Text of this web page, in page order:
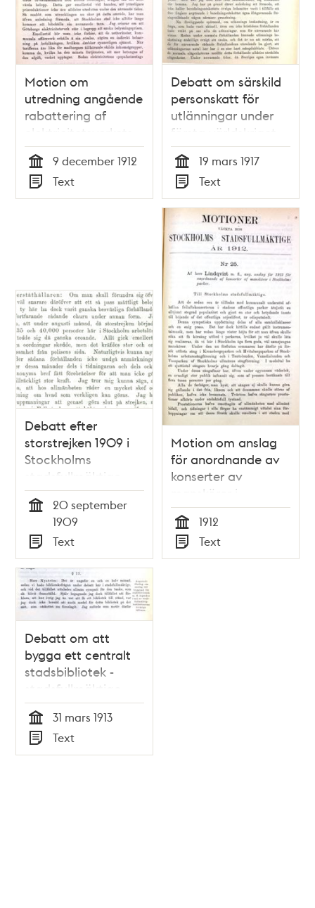
Motion om
utredning angående
rabattering af
elektricitetsverkets
pris å elektrisk
ström levererad till
konsumenter
boende i lägenheter
Tid
9 december 1912
Typ
Text
Debatt om särskild
personskatt för
utlänningar under
första världskriget -
stadsfullmäktige
1917
Tid
19 mars 1917
Typ
Text
Debatt efter
storstrejken 1909 i
Stockholms
stadsfullmäktige
20 september
1909
Typ
Text
Motion om anslag
för anordnande av
konserter av
manskörer i
Stockholms parker -
Stadsfullmäktige
1912
Tid
1912
Typ
Text
Debatt om att
bygga ett centralt
stadsbibliotek -
stadsfullmäktige
1913
Tid
31 mars 1913
Typ
Text